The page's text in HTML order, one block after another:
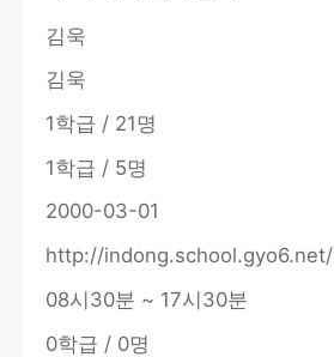
김욱
김욱
1학급 / 21명
1학급 / 5명
2000-03-01
http://indong.school.gyo6.net/
08시30분 ~ 17시30분
0학급 / 0명